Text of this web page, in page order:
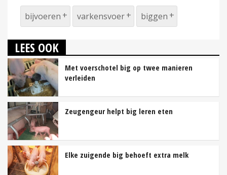
bijvoeren varkensvoer biggen
LEES OOK
Met voerschotel big op twee manieren
verleiden
Zeugengeur helpt big leren eten
Elke zuigende big behoeft extra melk